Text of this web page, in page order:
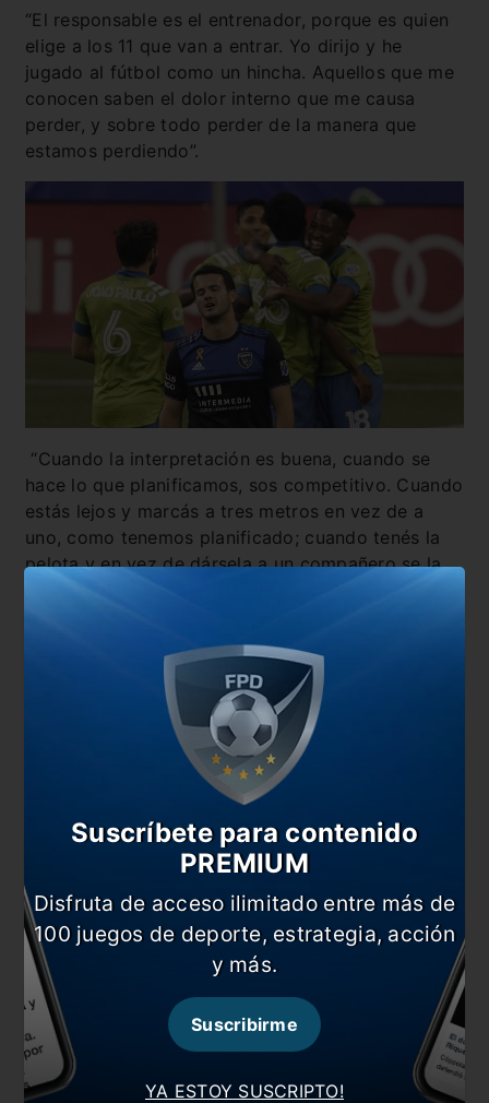
“El responsable es el entrenador, porque es quien
elige a los 11 que van a entrar. Yo dirijo y he
jugado al fútbol como un hincha. Aquellos que me
conocen saben el dolor interno que me causa
perder, y sobre todo perder de la manera que
estamos perdiendo”.
“Cuando la interpretación es buena, cuando se
hace lo que planificamos, sos competitivo. Cuando
estás lejos y marcás a tres metros en vez de a
uno, como tenemos planificado; cuando tenés la
pelota y en vez de dársela a un compañero se la
das al rival, es difícil”.
Gonzalo Higuaín continuará su carrera en el Inter
La gran noche de Pavón: gol y asistencia a Zlatan
Zlatan humilló a un jugador y menospreció a la
¡Valeri y Blanco, campeones del Oeste!
En esta nota:
#Internacional #Matías Almeyda
#MLS
Comentarios
Dejá tu opinión acá!
YA ESTOY SUSCRIPTO!
Suscríbete para contenido
PREMIUM
Disfruta de acceso ilimitado entre más de
100 juegos de deporte, estrategia, acción
y más.
Suscribirme